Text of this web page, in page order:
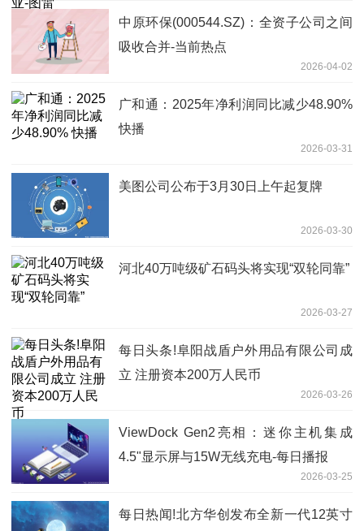
中原环保(000544.SZ)：全资子公司之间
吸收合并-当前热点
2026-04-02
广和通：2025年净利润同比减少48.90%
快播
2026-03-31
美图公司公布于3月30日上午起复牌
2026-03-30
河北40万吨级矿石码头将实现“双轮同靠”
2026-03-27
每日头条!阜阳战盾户外用品有限公司成
立 注册资本200万人民币
2026-03-26
ViewDock Gen2亮相：迷你主机集成
4.5"显示屏与15W无线充电-每日播报
2026-03-25
每日热闻!北方华创发布全新一代12英寸